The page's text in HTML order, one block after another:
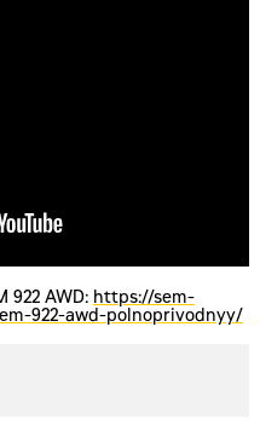
922 AWD: https://sem-
922-awd-polnoprivodnyy/